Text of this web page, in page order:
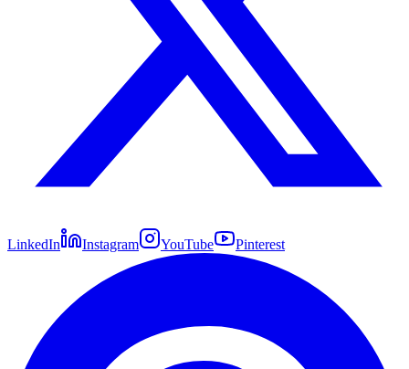
LinkedIn Instagram YouTube Pinterest